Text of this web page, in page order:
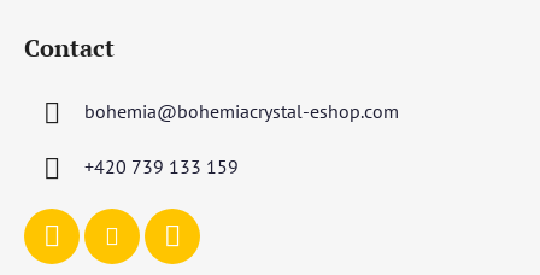
Contact
bohemia@bohemiacrystal-eshop.com
+420 739 133 159